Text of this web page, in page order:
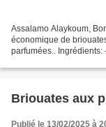
Assalamo Alaykoum,
économique de
parfumées.. Ingrédients:
Briouates aux
Publié le 13/02/2025 à